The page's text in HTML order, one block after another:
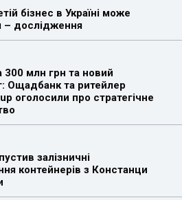
бізнес в Україні може
– дослідження
300 млн грн та новий
Ощадбанк та ритейлер
оголосили про стратегічне
залізничні
контейнерів з Констанци